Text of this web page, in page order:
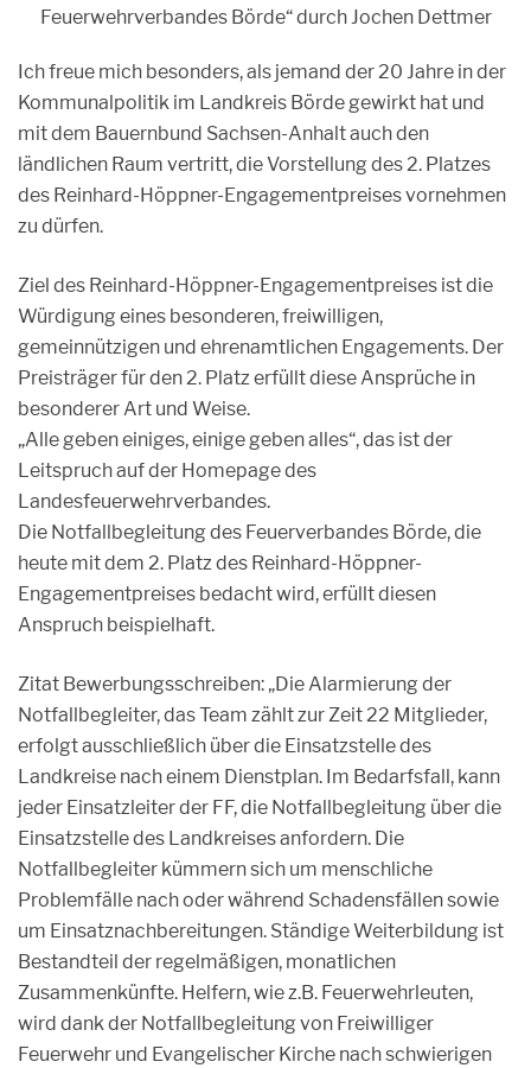
Feuerwehrverbandes Börde“ durch Jochen Dettmer
Ich freue mich besonders, als jemand der 20 Jahre in der
Kommunalpolitik im Landkreis Börde gewirkt hat und
mit dem Bauernbund Sachsen-Anhalt auch den
ländlichen Raum vertritt, die Vorstellung des 2. Platzes
des Reinhard-Höppner-Engagementpreises vornehmen
zu dürfen.
Ziel des Reinhard-Höppner-Engagementpreises ist die
Würdigung eines besonderen, freiwilligen,
gemeinnützigen und ehrenamtlichen Engagements. Der
Preisträger für den 2. Platz erfüllt diese Ansprüche in
besonderer Art und Weise.
„Alle geben einiges, einige geben alles“, das ist der
Leitspruch auf der Homepage des
Landesfeuerwehrverbandes.
Die Notfallbegleitung des Feuerverbandes Börde, die
heute mit dem 2. Platz des Reinhard-Höppner-
Engagementpreises bedacht wird, erfüllt diesen
Anspruch beispielhaft.
Zitat Bewerbungsschreiben: „Die Alarmierung der
Notfallbegleiter, das Team zählt zur Zeit 22 Mitglieder,
erfolgt ausschließlich über die Einsatzstelle des
Landkreise nach einem Dienstplan. Im Bedarfsfall, kann
jeder Einsatzleiter der FF, die Notfallbegleitung über die
Einsatzstelle des Landkreises anfordern. Die
Notfallbegleiter kümmern sich um menschliche
Problemfälle nach oder während Schadensfällen sowie
um Einsatznachbereitungen. Ständige Weiterbildung ist
Bestandteil der regelmäßigen, monatlichen
Zusammenkünfte. Helfern, wie z.B. Feuerwehrleuten,
wird dank der Notfallbegleitung von Freiwilliger
Feuerwehr und Evangelischer Kirche nach schwierigen